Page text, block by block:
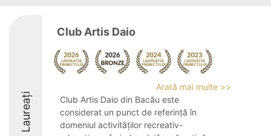
Laureați
Club Artis Daio
Arată mai multe >>
Club Artis Daio din Bacău este
considerat un punct de referință în
domeniul activităților recreativ-